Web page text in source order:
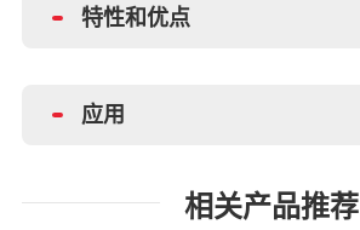
特性和优点
应用
相关产品推荐